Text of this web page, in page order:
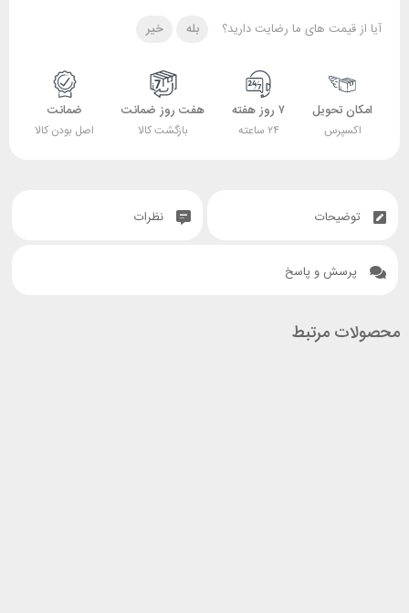
آیا از قیمت های ما رضایت دارید؟ بله خیر
امکان تحویل
اکسپرس
۷ روز هفته
۲۴ ساعته
هفت روز ضمانت
بازگشت کالا
ضمانت
اصل بودن کالا
توضیحات نظرات
پرسش و پاسخ
محصولات مرتبط